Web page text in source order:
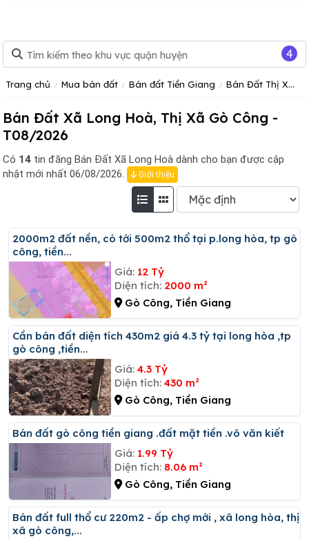
Trang chủ Mua bán đất Bán đất Tiền Giang Bán Đất Thị Xã Gò Công
Bán Đất Xã Long Hoà, Thị Xã Gò Công -
T08/2026
Có 14 tin đăng Bán Đất Xã Long Hoà dành cho bạn được cập
nhật mới nhất 06/08/2026.
Giới thiệu
2000m2 đất nền, có tới 500m2 thổ tại p.long hòa, tp gò
công, tiền...
Giá: 12 Tỷ
Diện tích: 2000 m²
Gò Công, Tiền Giang
Cần bán đất diện tích 430m2 giá 4.3 tỷ tại long hòa ,tp
gò công ,tiền...
Giá: 4.3 Tỷ
Diện tích: 430 m²
Gò Công, Tiền Giang
Bán đất gò công tiền giang .đất mặt tiền .võ văn kiết
Giá: 1.99 Tỷ
Diện tích: 8.06 m²
Gò Công, Tiền Giang
Bán đất full thổ cư 220m2 - ấp chợ mới , xã long hòa, thị
xã gò công,...
4